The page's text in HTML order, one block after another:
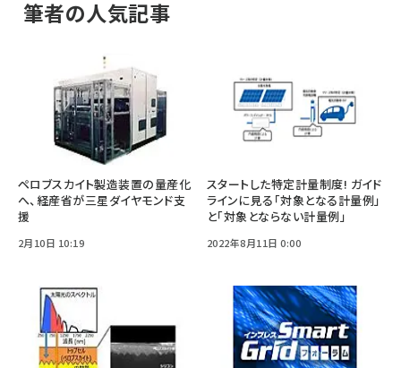
筆者の人気記事
ペロブスカイト製造装置の量産化
へ、経産省が三星ダイヤモンド支
援
2月10日 10:19
スタートした特定計量制度! ガイド
ラインに見る「対象となる計量例」
と「対象とならない計量例」
2022年8月11日 0:00